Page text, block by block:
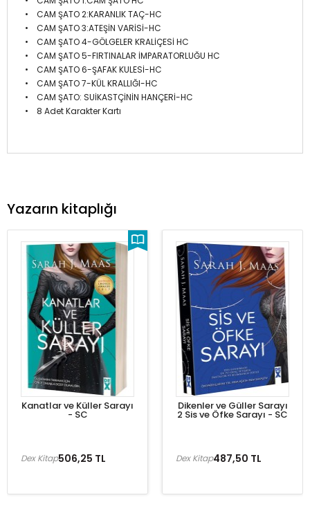
• CAM ŞATO 2:KARANLIK TAÇ-HC
• CAM ŞATO 3:ATEŞİN VARİSİ-HC
• CAM ŞATO 4-GÖLGELER KRALİÇESİ HC
• CAM ŞATO 5-FIRTINALAR İMPARATORLUĞU HC
• CAM ŞATO 6-ŞAFAK KULESİ-HC
• CAM ŞATO 7-KÜL KRALLIĞI-HC
• CAM ŞATO: SUİKASTÇİNİN HANÇERİ-HC
• 8 Adet Karakter Kartı
Yazarın kitaplığı
Kanatlar ve Küller Sarayı
- SC
506,25 TL
Dex Kitap
Dikenler ve Güller Sarayı
2 Sis ve Öfke Sarayı - SC
487,50 TL
Dex Kitap